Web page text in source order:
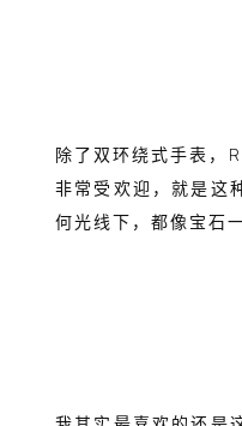
除了双环绕式手表，
非常受欢迎，就是这
何光线下，都像宝石